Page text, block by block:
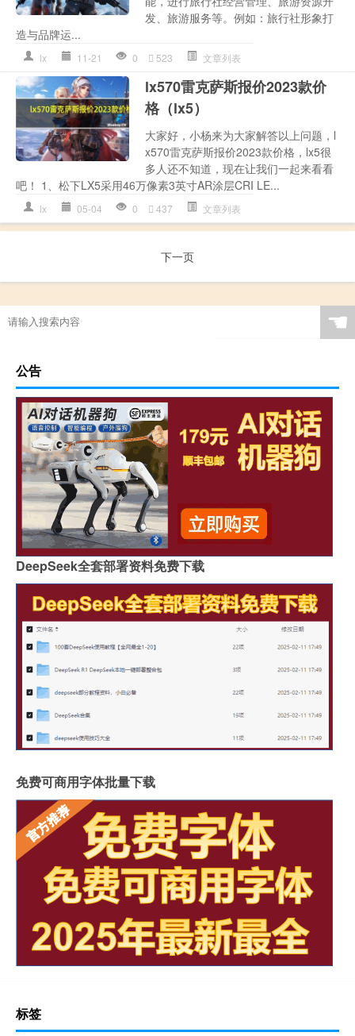
发、旅游服务等。例如：旅行社形象打
造与品牌运...
lx 11-21 0 523 文章列表
lx570雷克萨斯报价2023款价
格（lx5）
大家好，小杨来为大家解答以上问题，l
x570雷克萨斯报价2023款价格，lx5很
多人还不知道，现在让我们一起来看看
吧！ 1、松下LX5采用46万像素3英寸AR涂层CRI LE...
lx 05-04 0 437 文章列表
下一页
☚
公告
DeepSeek全套部署资料免费下载
免费可商用字体批量下载
标签